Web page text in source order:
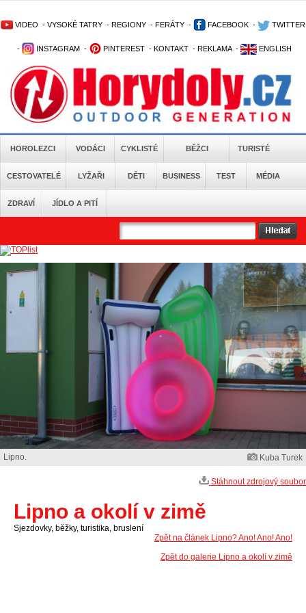
VIDEO - VYSOKÉ TATRY - REGIONY - FERÁTY - FACEBOOK - TWITTER
- INSTAGRAM - PINTEREST - KONTAKT - REKLAMA - ENGLISH
HOROLEZCI VODÁCI CYKLISTÉ BĚŽCI TURISTÉ
CESTOVATELÉ LYŽAŘI DĚTI BUSINESS TEST MÉDIA
ZDRAVÍ JÍDLO A PITÍ
Lipno. Kuba Turek
Stáhnout zdrojový soubor
Lipno a okolí v zimě
Sjezdovky, běžky, turistika, bruslení
Zpět na článek Lipno? Ano! Ano! Ano!
Zpět do galerie Lipno a okolí v zimě